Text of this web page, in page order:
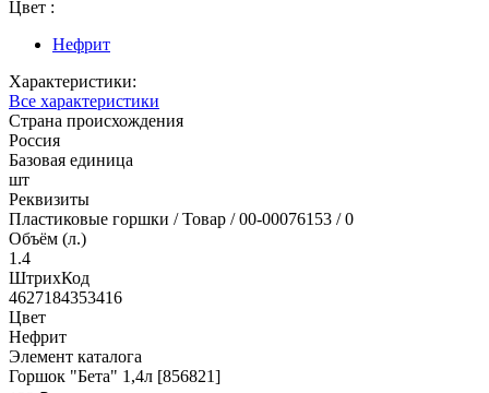
Цвет :
Нефрит
Характеристики:
Все характеристики
Страна происхождения
Россия
Базовая единица
шт
Реквизиты
Пластиковые горшки / Товар / 00-00076153 / 0
Объём (л.)
1.4
ШтрихКод
4627184353416
Цвет
Нефрит
Элемент каталога
Горшок "Бета" 1,4л [856821]